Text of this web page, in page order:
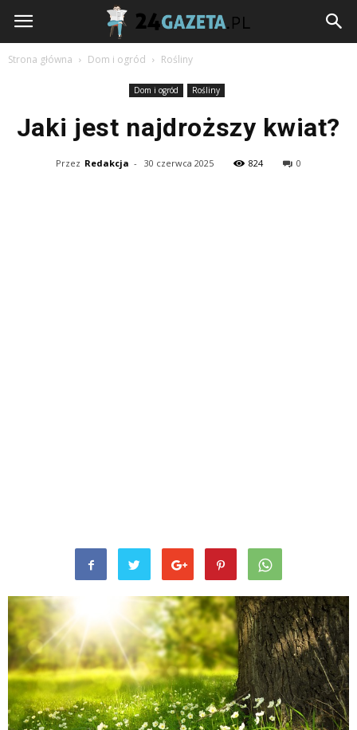
24gazeta.pl
Strona główna Dom i ogród Rośliny
Dom i ogród Rośliny
Jaki jest najdroższy kwiat?
Przez Redakcja - 30 czerwca 2025 824 0